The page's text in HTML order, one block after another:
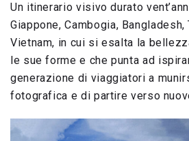
Un itinerario visivo durato
Giappone, Cambogia,
Vietnam, in cui si esalta la
le sue forme e che punta ad
generazione di viaggiatori a
fotografica e di partire verso